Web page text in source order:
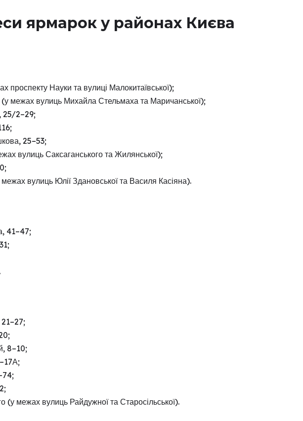
ярмарок у районах Києва
проспекту Науки та вулиці Малокитаївської);
(у межах вулиць Михайла Стельмаха та Маричанської);
25/2–29;
25–53;
вулиць Саксаганського та Жилянської);
вулиць Юлії Здановської та Василя Касіяна).
41–47;
8–10;
(у межах вулиць Райдужної та Старосільської).